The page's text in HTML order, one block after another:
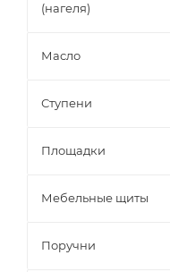
(нагеля)
Масло
Ступени
Площадки
Мебельные щиты
Поручни